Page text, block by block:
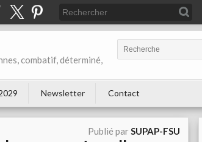
combatif, déterminé,
Newsletter Contact
Publié parSUPAP-FSU